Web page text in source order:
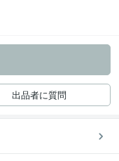
出品者に質問